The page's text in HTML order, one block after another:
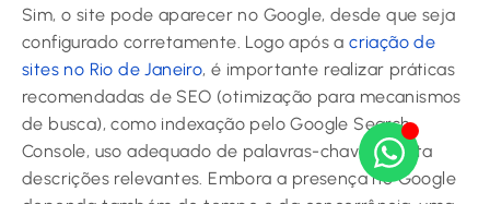
Sim, o site pode aparecer no Google, desde que seja
configurado corretamente. Logo após acriação de
sites no Rio de Janeiro, é importante realizar práticas
recomendadas de SEO (otimização para mecanismos
de busca), como indexação pelo Google Search
Console, uso adequado de palavras-chave e meta
descrições relevantes. Embora a presença no Google